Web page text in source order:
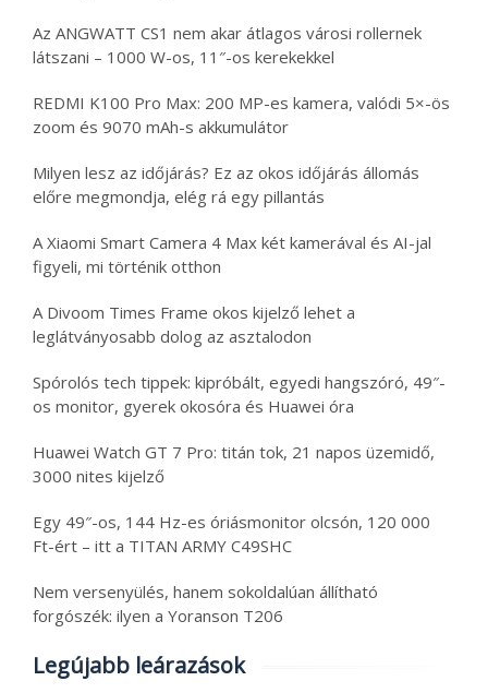
Az ANGWATT CS1 nem akar átlagos városi rollernek
látszani – 1000 W-os, 11″-os kerekekkel
REDMI K100 Pro Max: 200 MP-es kamera, valódi 5×-ös
zoom és 9070 mAh-s akkumulátor
Milyen lesz az időjárás? Ez az okos időjárás állomás
előre megmondja, elég rá egy pillantás
A Xiaomi Smart Camera 4 Max két kamerával és AI-jal
figyeli, mi történik otthon
A Divoom Times Frame okos kijelző lehet a
leglátványosabb dolog az asztalodon
Spórolós tech tippek: kipróbált, egyedi hangszóró, 49″-
os monitor, gyerek okosóra és Huawei óra
Huawei Watch GT 7 Pro: titán tok, 21 napos üzemidő,
3000 nites kijelző
Egy 49″-os, 144 Hz-es óriásmonitor olcsón, 120 000
Ft-ért – itt a TITAN ARMY C49SHC
Nem versenyülés, hanem sokoldalúan állítható
forgószék: ilyen a Yoranson T206
Legújabb leárazások